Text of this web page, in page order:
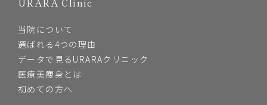
当院について
選ばれる4つの理由
データで見るURARAクリニック
医療美痩身とは
初めての方へ